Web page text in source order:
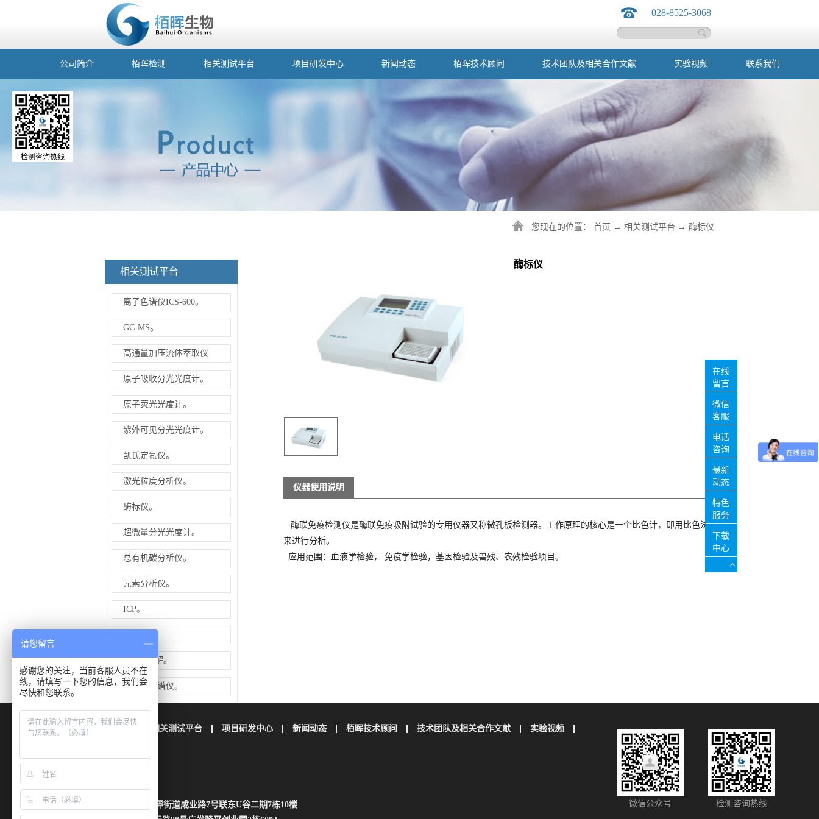
028-8525-3068
公司简介 栢晖检测 相关测试平台 项目研发中心 新闻动态 栢晖技术顾问 技术团队及相关合作文献 实验视频 联系我们
相关测试平台
离子色谱仪ICS-600。
GC-MS。
高通量加压流体萃取仪
原子吸收分光光度计。
原子荧光光度计。
紫外可见分光光度计。
凯氏定氮仪。
激光粒度分析仪。
酶标仪。
超微量分光光度计。
总有机碳分析仪。
元素分析仪。
ICP。
GC-热裂解。
同位素质谱仪。
您现在的位置： 首页 → 相关测试平台 → 酶标仪
酶标仪
仪器使用说明
酶联免疫检测仪是酶联免疫吸附试验的专用仪器又称微孔板检测器。 工作原理的核心是一个 比色计，
即用比色法
来进行分析。
应用范围：血液学检验， 免疫学检验，基因检验及兽残、农残检验项目。
微信公众号 检测咨询热线
公司简介 相关测试平台 项目研发中心 新闻动态 栢晖技术顾问 技术团队及相关合作文献
实验视频
地址：四川省成都市成华区龙潭街道成业路7号联东U谷二期7栋10楼
在线
留言
微信
客服
电话
咨询
最新
动态
特色
服务
下载
中心
检测咨询热线
请您留言
感谢您的关注，当前客服人员不在
线，请填写一下您的信息，我们会
尽快和您联系。